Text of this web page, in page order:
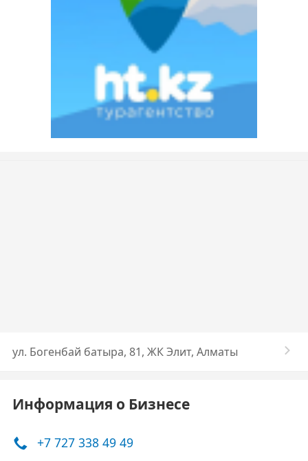
ул. Богенбай батыра, 81, ЖК Элит, Алматы
Информация о Бизнесе
+7 727 338 49 49